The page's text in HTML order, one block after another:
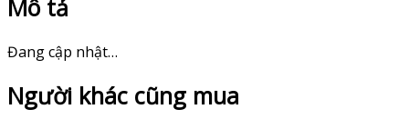
Mô tả
Đang cập nhật…
Người khác cũng mua